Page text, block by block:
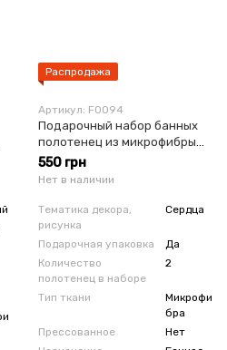
Распродажа
Артикул: F0094
Подарочный набор банных
полотенец из микрофибры
персиковый
550 грн
Нет в наличии
Тематика декора,
рисунка
Сердца
Подарочная упаковка
Да
Количество
полотенец в наборе
2
Тип ткани
Микрофи
бра
Прессованное
Нет